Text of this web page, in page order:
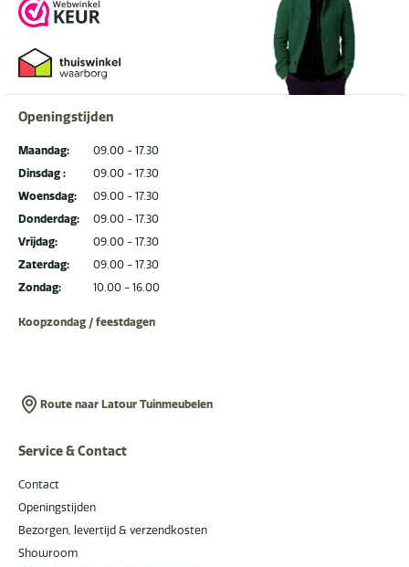
Openingstijden
Maandag:
Dinsdag :
Woensdag:
Donderdag:
Vrijdag:
Zaterdag:
Zondag:
09.00 - 17.30
09.00 - 17.30
09.00 - 17.30
09.00 - 17.30
09.00 - 17.30
09.00 - 17.30
10.00 - 16.00
Koopzondag / feestdagen
Route naar Latour Tuinmeubelen
Service & Contact
Contact
Openingstijden
Bezorgen, levertijd & verzendkosten
Showroom